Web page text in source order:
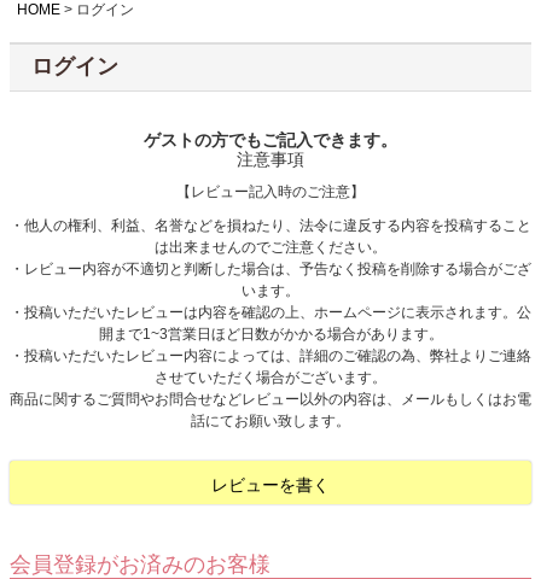
について
会社概要
お客様へのお知
HOME ログイン
ログイン
ゲストの方でもご記入できます。
注意事項
【レビュー記入時のご注意】
・他人の権利、利益、名誉などを損ねたり、法令に違反する内容を投稿すること
は出来ませんのでご注意ください。
・レビュー内容が不適切と判断した場合は、予告なく投稿を削除する場合がござ
います。
・投稿いただいたレビューは内容を確認の上、ホームページに表示されます。公
開まで1~3営業日ほど日数がかかる場合があります。
・投稿いただいたレビュー内容によっては、詳細のご確認の為、弊社よりご連絡
させていただく場合がございます。
商品に関するご質問やお問合せなどレビュー以外の内容は、メールもしくはお電
話にてお願い致します。
レビューを書く
会員登録がお済みのお客様